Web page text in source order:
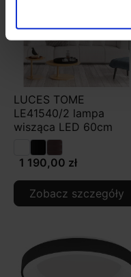
LUCES TOME
LE41540/2 lampa
wisząca LED 60cm
1 190,00 zł
Zobacz szczegóły